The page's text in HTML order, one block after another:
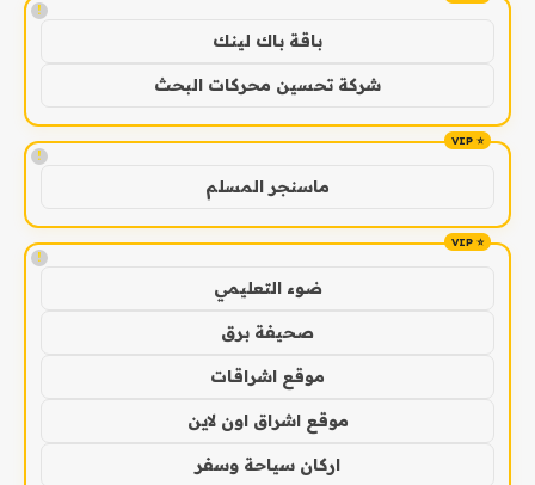
!
باقة باك لينك
شركة تحسين محركات البحث
!
ماسنجر المسلم
!
ضوء التعليمي
صحيفة برق
موقع اشراقات
موقع اشراق اون لاين
اركان سياحة وسفر